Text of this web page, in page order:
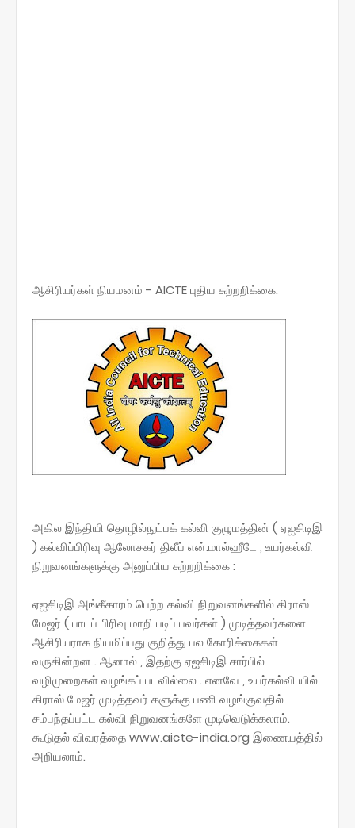
ஆசிரியர்கள் நியமனம் - AICTE புதிய சுற்றறிக்கை.
அகில இந்தியி தொழில்நுட்பக் கல்வி குழுமத்தின் ( ஏஐசிடிஇ
) கல்விப்பிரிவு ஆலோசகர் திலீப் என்.மால்ஹீடே , உயர்கல்வி
நிறுவனங்களுக்கு அனுப்பிய சுற்றறிக்கை :
ஏஐசிடிஇ அங்கீகாரம் பெற்ற கல்வி நிறுவனங்களில் கிராஸ்
மேஜர் ( பாடப் பிரிவு மாறி படிப் பவர்கள் ) முடித்தவர்களை
ஆசிரியராக நியமிப்பது குறித்து பல கோரிக்கைகள்
வருகின்றன . ஆனால் , இதற்கு ஏஐசிடிஇ சார்பில்
வழிமுறைகள் வழங்கப் படவில்லை . எனவே , உயர்கல்வி யில்
கிராஸ் மேஜர் முடித்தவர் களுக்கு பணி வழங்குவதில்
சம்பந்தப்பட்ட கல்வி நிறுவனங்களே முடிவெடுக்கலாம்.
கூடுதல் விவரத்தை www.aicte-india.org இணையத்தில்
அறியலாம்.